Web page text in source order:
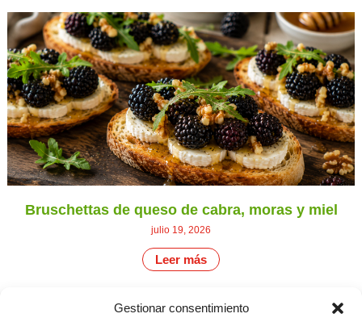
Gestionar consentimiento
Bruschettas de queso de cabra, moras y miel
julio 19, 2026
Leer más